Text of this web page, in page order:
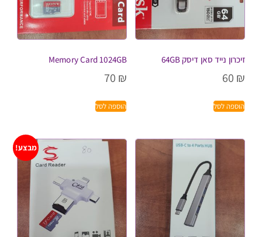
זיכרון נייד סאן דיסק 64GB
60 ₪
הוספה לסל
Memory Card 1024GB
70 ₪
הוספה לסל
מבצע!